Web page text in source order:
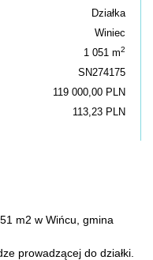
Działka
Winiec
1 051 m2
SN274175
119 000,00 PLN
113,23 PLN
m2 w Wińcu, gmina
prowadzącej do działki.